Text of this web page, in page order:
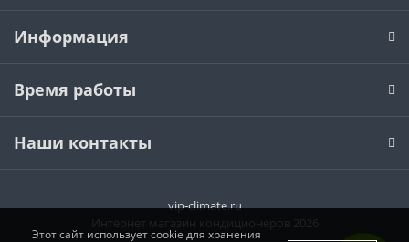
Информация
Время работы
Наши контакты
vip-climate.ru
Интернет магазин кондиционеров 2026
Этот сайт использует cookie для хранения